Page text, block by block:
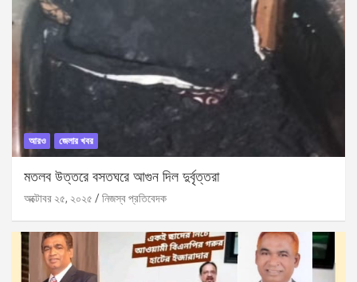
আরও জেলার খবর
মতলব উত্তরে বসতঘরে আগুন দিল দুর্বৃত্তরা
অক্টোবর ২৫, ২০২৫ নিজস্ব প্রতিবেদক